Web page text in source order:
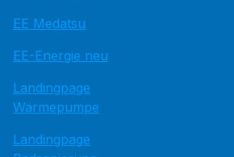
EE Medatsu
EE-Energie neu
Landingpage
Wärmepumpe
Landingpage